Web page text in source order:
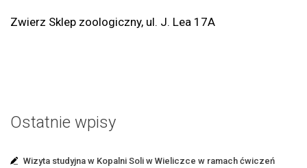
Zwierz Sklep zoologiczny, ul. J. Lea 17A
Ostatnie wpisy
Wizyta studyjna w Kopalni Soli w Wieliczce w ramach ćwiczeń